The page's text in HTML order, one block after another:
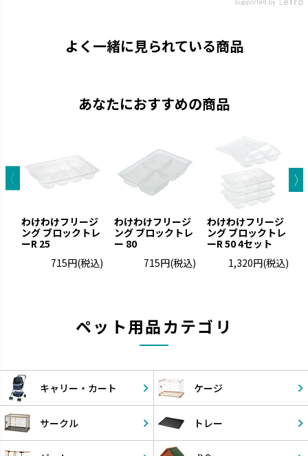
よく一緒に見られている商品
あなたにおすすめの商品
わけわけフリージ
ング ブロックトレ
ーR 25
715円(税込)
わけわけフリージ
ング ブロックトレ
ー 80
715円(税込)
わけわけフリージ
ング ブロックトレ
ーR 50 4セット
1,320円(税込)
ペット用品カテゴリ
キャリー・ カート ケージ
サークル トレー